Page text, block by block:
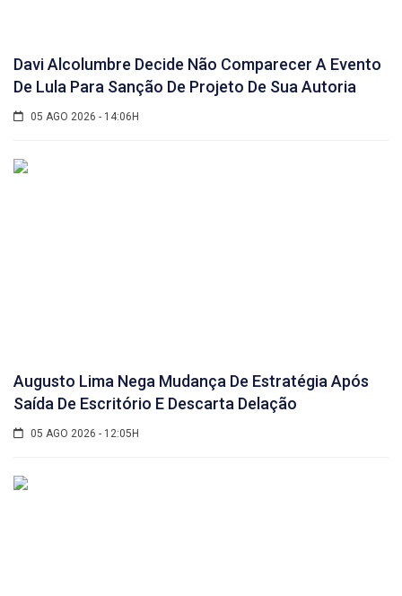
Davi Alcolumbre Decide Não Comparecer A Evento
De Lula Para Sanção De Projeto De Sua Autoria
05 AGO 2026 - 14:06H
Augusto Lima Nega Mudança De Estratégia Após
Saída De Escritório E Descarta Delação
05 AGO 2026 - 12:05H